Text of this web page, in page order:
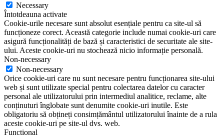
Necessary
Întotdeauna activate
Cookie-urile necesare sunt absolut esențiale pentru ca site-ul să
funcționeze corect. Această categorie include numai cookie-uri care
asigură funcționalități de bază și caracteristici de securitate ale site-
ului. Aceste cookie-uri nu stochează nicio informație personală.
Non-necessary
Non-necessary
Orice cookie-uri care nu sunt necesare pentru funcționarea site-ului
web și sunt utilizate special pentru colectarea datelor cu caracter
personal ale utilizatorului prin intermediul analitice, reclame, alte
conținuturi înglobate sunt denumite cookie-uri inutile. Este
obligatoriu să obțineți consimțământul utilizatorului înainte de a rula
aceste cookie-uri pe site-ul dvs. web.
Functional